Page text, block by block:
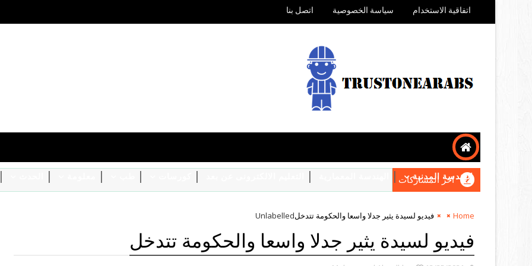
اتفاقية الاستخدام سياسة الخصوصية اتصل بنا
الهندسة المدنية
اخر المشاركات
Home
Unlabelledفيديو لسيدة يثير جدلا واسعا والحكومة تتدخل
فيديو لسيدة يثير جدلا واسعا والحكومة تتدخل